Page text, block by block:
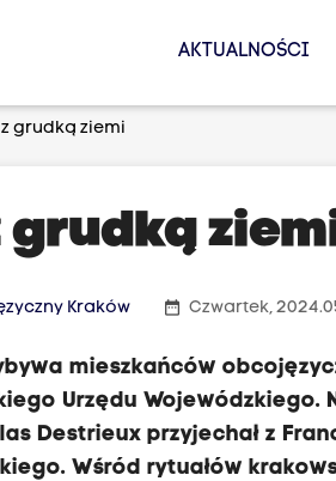
AKTUALNOŚCI
grudką ziemi
Kraków date_range Czwartek,
mieszkańców
Urzędu Wojewódzkiego.
Destrieux przyjechał z
Wśród rytuałów